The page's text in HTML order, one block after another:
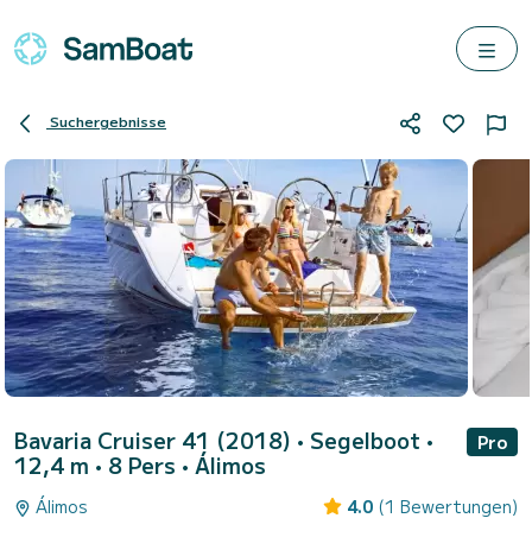
Suchergebnisse
Bavaria Cruiser 41 (2018) • Segelboot •
12,4 m • 8 Pers • Álimos
Pro
Álimos 4.0 (1 Bewertungen)